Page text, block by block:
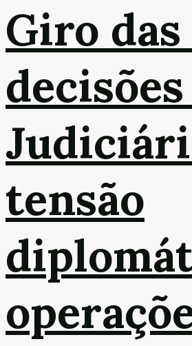
Giro das
tensão